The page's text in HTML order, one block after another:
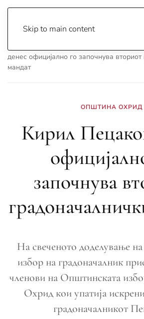
Skip to main content
денес официјално го започнува
мандат
ОПШТИНА ОХРИД
Кирил
започнува
На свеченото доделување
избор на градоначалник
членови на Општинската
Охрид кои упатија
градоначалникот